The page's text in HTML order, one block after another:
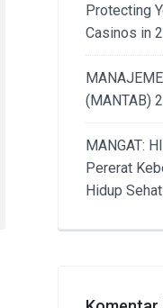
Protecting
Casinos in
(MANTAB)
MANGAT:
Pererat
Hidup Sehat